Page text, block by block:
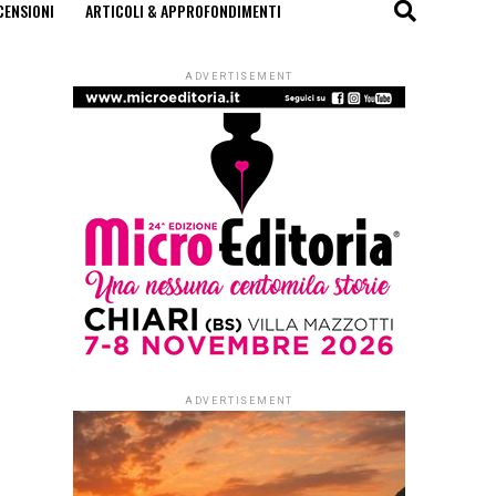
ARTICOLI & APPROFONDIMENTI
ADVERTISEMENT
ADVERTISEMENT